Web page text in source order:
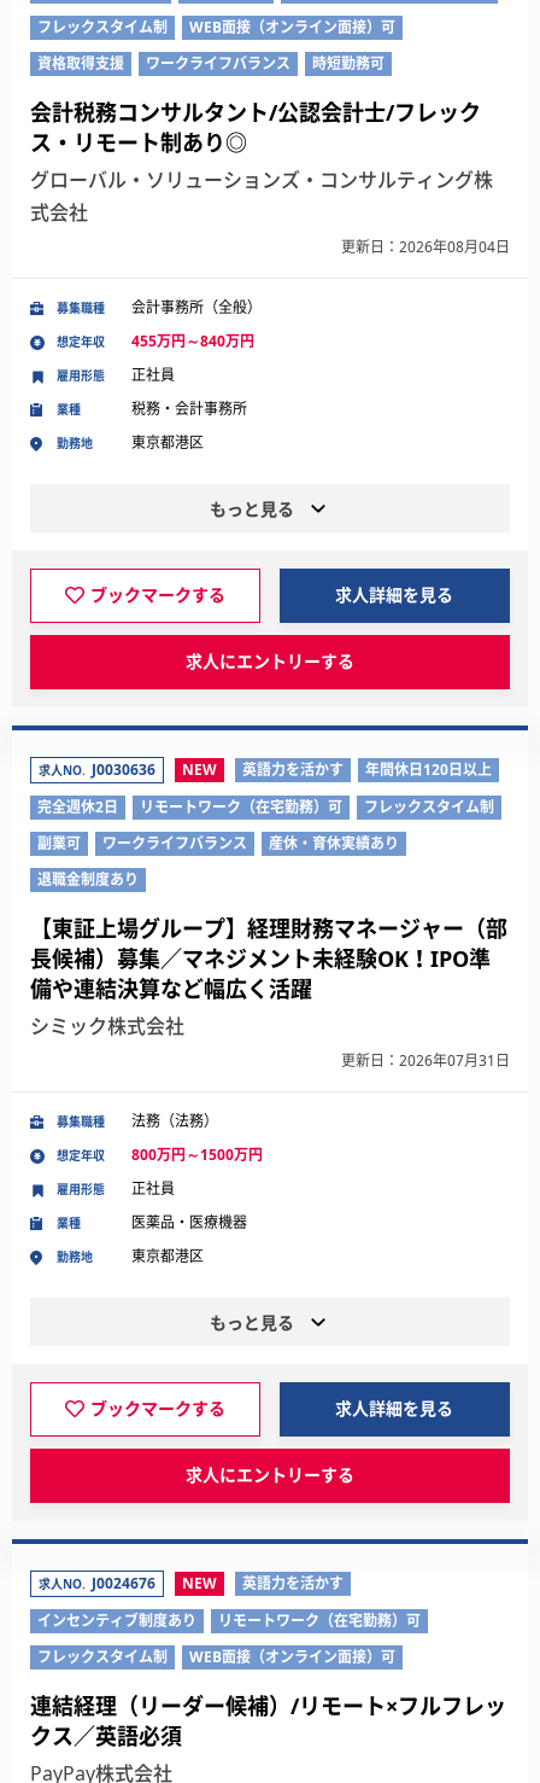
フレックスタイム制
WEB面接（オンライン面接）可
資格取得支援
ワークライフバランス 時短勤務可
会計税務コンサルタント/公認会計士/フレック
ス・リモート制あり◎
グローバル・ソリューションズ・コンサルティング株
式会社
更新日：2026年08月04日
募集職種 会計事務所（全般）
想定年収 455万円～840万円
業種 税務・会計事務所
勤務地 東京都港区
雇用形態 正社員
もっと見る
ブックマークする 求人詳細を見る
求人にエントリーする
求人NO. J0030636 NEW 英語力を活かす
年間休日120日以上
完全週休2日
リモートワーク（在宅勤務）可
フレックスタイム制
副業可
ワークライフバランス
産休・育休実績あり
退職金制度あり
【東証上場グループ】経理財務マネージャー（部
長候補）募集／マネジメント未経験OK！IPO準
備や連結決算など幅広く活躍
シミック株式会社
更新日：2026年07月31日
募集職種 法務（法務）
想定年収 800万円～1500万円
業種 医薬品・医療機器
勤務地 東京都港区
雇用形態 正社員
もっと見る
ブックマークする 求人詳細を見る
求人にエントリーする
求人NO. J0024676 NEW
英語力を活かす
インセンティブ制度あり
リモートワーク（在宅勤務）可
フレックスタイム制
WEB面接（オンライン面接）可
連結経理（リーダー候補）/リモート×フルフレッ
クス／英語必須
PayPay株式会社